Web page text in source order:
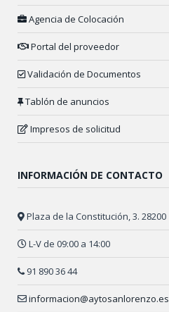
Agencia de Colocación
Portal del proveedor
Validación de Documentos
Tablón de anuncios
Impresos de solicitud
INFORMACIÓN DE CONTACTO
Plaza de la Constitución, 3. 28200
L-V de 09:00 a 14:00
91 890 36 44
informacion@aytosanlorenzo.es